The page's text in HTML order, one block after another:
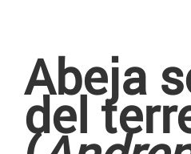
Abeja
del